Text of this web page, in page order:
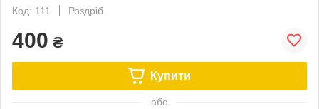
Код: 111
Роздріб
400 ₴
Купити
або